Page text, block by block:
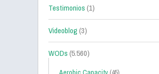
Testimonios(1)
Videoblog(3)
WODs(5.560)